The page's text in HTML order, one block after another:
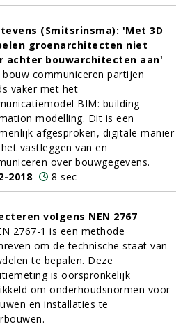
(Smitsrinsma): 'Met 3D
groenarchitecten niet
achter bouwarchitecten aan'
bouw communiceren partijen
vaker met het
BIM: building
modelling. Dit is een
afgesproken, digitale manier
vastleggen van en
over bouwgegevens.
2018
8 sec
volgens NEN 2767
2767-1 is een methode
om de technische staat van
te bepalen. Deze
is oorspronkelijk
om onderhoudsnormen voor
en installaties te